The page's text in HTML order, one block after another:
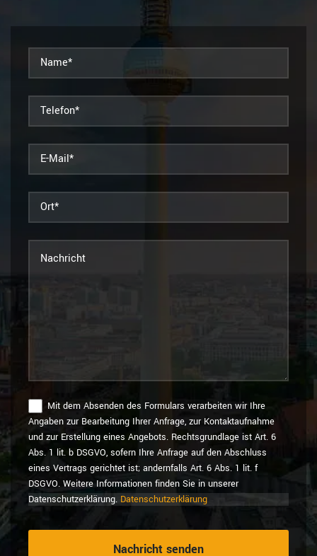
Mit dem Absenden des Formulars verarbeiten wir Ihre
Angaben zur Bearbeitung Ihrer Anfrage, zur Kontaktaufnahme
und zur Erstellung eines Angebots. Rechtsgrundlage ist Art. 6
Abs. 1 lit. b DSGVO, sofern Ihre Anfrage auf den Abschluss
eines Vertrags gerichtet ist; andernfalls Art. 6 Abs. 1 lit. f
DSGVO. Weitere Informationen finden Sie in unserer
Datenschutzerklärung. Datenschutzerklärung